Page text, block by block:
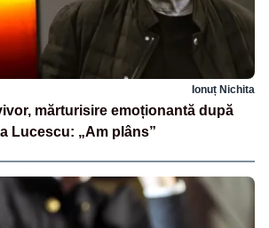
Ionuț Nichita
mărturisire emoționantă după
Lucescu: „Am plâns”